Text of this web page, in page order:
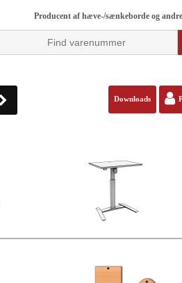
Producent af hæve-/sænkeborde og
Downloads